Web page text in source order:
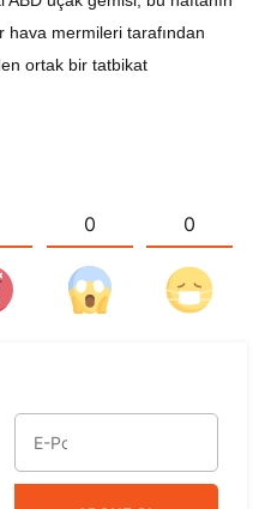
hava mermileri tarafından
ortak bir tatbikat
0 0